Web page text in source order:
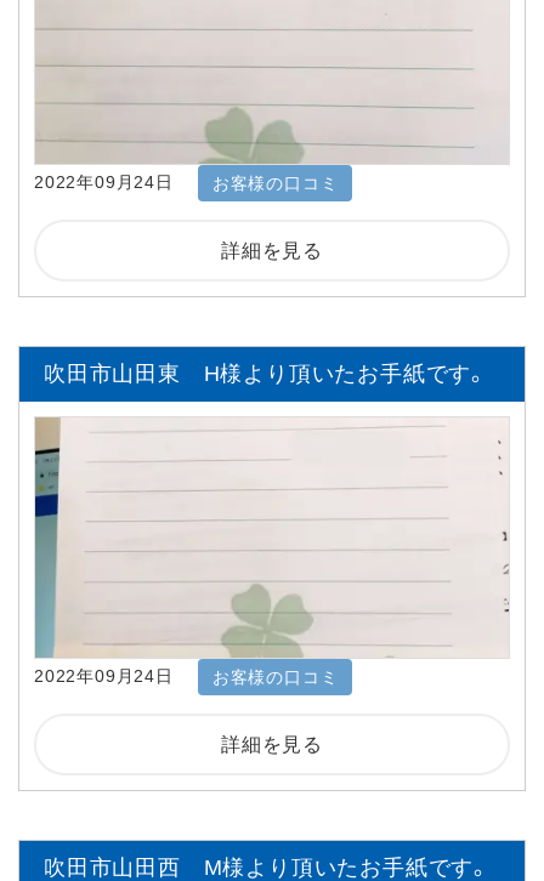
2022年09月24日 お客様の口コミ
詳細を見る
吹田市山田東 H様より頂いたお手紙です。
2022年09月24日 お客様の口コミ
詳細を見る
吹田市山田西 M様より頂いたお手紙です。